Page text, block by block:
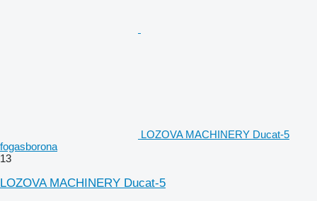
LOZOVA MACHINERY Ducat-5
fogasborona
13
LOZOVA MACHINERY Ducat-5